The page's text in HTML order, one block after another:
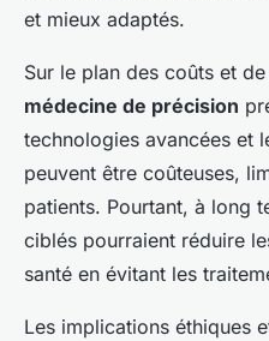
et mieux adaptés.
Sur le plan des coûts et de
médecine de précision
technologies avancées et
peuvent être coûteuses,
patients. Pourtant, à long
ciblés pourraient réduire
santé en évitant les
Les implications éthiques